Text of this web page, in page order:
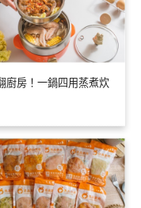
廚房！一鍋四用蒸煮炊